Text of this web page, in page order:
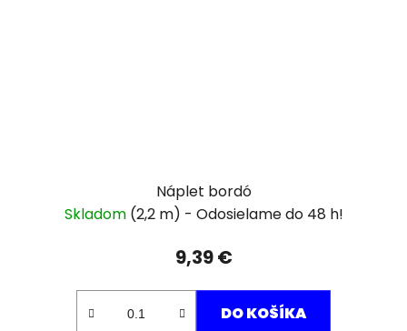
Náplet bordó
Skladom (2,2 m)
9,39 €
DO KOŠÍKA